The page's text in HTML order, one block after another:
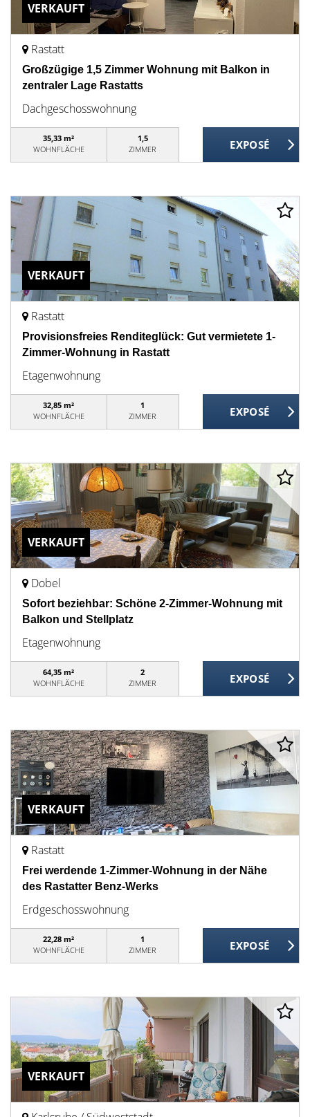
VERKAUFT
Rastatt
Großzügige 1,5 Zimmer Wohnung mit Balkon in
zentraler Lage Rastatts
Dachgeschosswohnung
35,33 m²
WOHNFLÄCHE
1,5
ZIMMER
VERKAUFT
Rastatt
Provisionsfreies Renditeglück: Gut vermietete 1-
Zimmer-Wohnung in Rastatt
Etagenwohnung
32,85 m²
WOHNFLÄCHE
1
ZIMMER
VERKAUFT
Dobel
Sofort beziehbar: Schöne 2-Zimmer-Wohnung mit
Balkon und Stellplatz
Etagenwohnung
64,35 m²
WOHNFLÄCHE
2
ZIMMER
VERKAUFT
Rastatt
Frei werdende 1-Zimmer-Wohnung in der Nähe
des Rastatter Benz-Werks
Erdgeschosswohnung
22,28 m²
WOHNFLÄCHE
1
ZIMMER
VERKAUFT